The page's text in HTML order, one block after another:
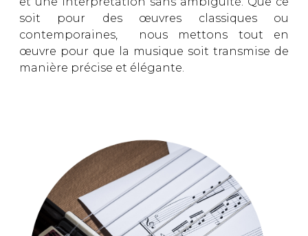
soit pour des œuvres classiques ou
contemporaines, nous mettons tout en
œuvre pour que la musique soit transmise de
manière précise et élégante.